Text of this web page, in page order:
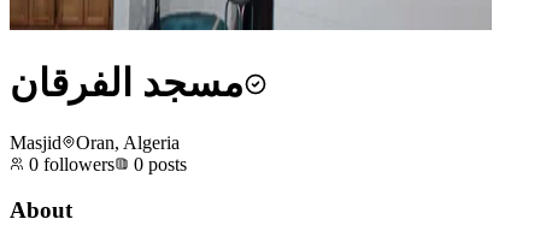
مسجد الفرقان
Masjid
Oran, Algeria
0 followers 0 posts
About